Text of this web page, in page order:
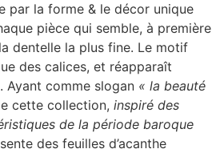
par la forme & le décor unique
pièce qui semble, à première
dentelle la plus fine. Le motif
des calices, et réapparaît
Ayant comme slogan « la beauté
cette collection, inspiré des
de la période baroque
des feuilles d’acanthe